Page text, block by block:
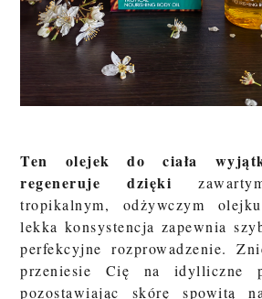
Ten olejek do ciała
regeneruje dzięki
tropikalnym, odżywczym
lekka konsystencja zapewnia
perfekcyjne rozprowadzenie.
przeniesie Cię na idylliczne
pozostawiając skórę spowitą